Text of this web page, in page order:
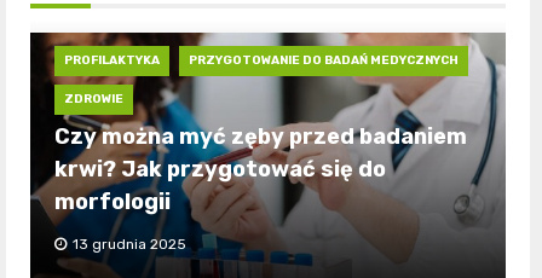
PROFILAKTYKA PRZYGOTOWANIE DO BADAŃ MEDYCZNYCH
ZDROWIE
Czy można myć zęby przed badaniem
krwi? Jak przygotować się do
morfologii
13 grudnia 2025